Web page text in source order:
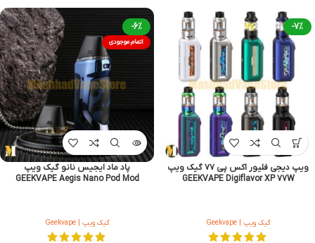
-7%
ویپ دیجی فلیور اکس پی ۷۷ گیک ویپ
GEEKVAPE Digiflavor XP 77W
گیک ویپ | Geekvape
-6%
اتمام موجودی
پاد ماد ایجیس نانو گیک ویپ
GEEKVAPE Aegis Nano Pod Mod
گیک ویپ | Geekvape